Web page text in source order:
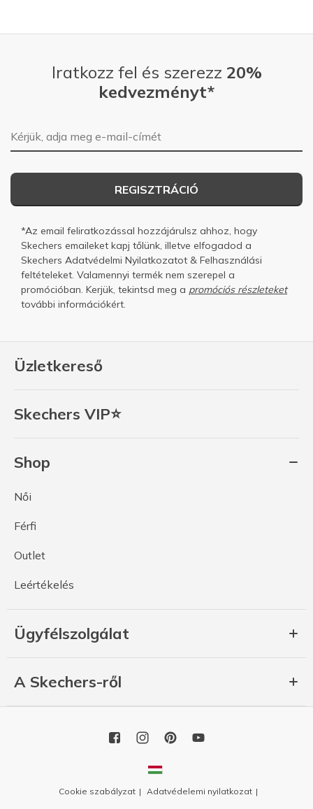
Üzletkereső
Skechers VIP⭐
Shop
Női
Férfi
Outlet
Leértékelés
Ügyfélszolgálat
A Skechers-ről
Iratkozz fel és szerezz 20%
kedvezményt*
E-mail-cím
REGISZTRÁCIÓ
*Az email feliratkozással hozzájárulsz ahhoz, hogy
Skechers emaileket kapj tőlünk, illetve elfogadod a
Skechers Adatvédelmi Nyilatkozatot & Felhasználási
feltételeket. Valamennyi termék nem szerepel a
promócióban. Kerjük, tekintsd meg a promóciós részleteket
további információkért.
Cookie szabályzat
Adatvédelemi nyilatkozat